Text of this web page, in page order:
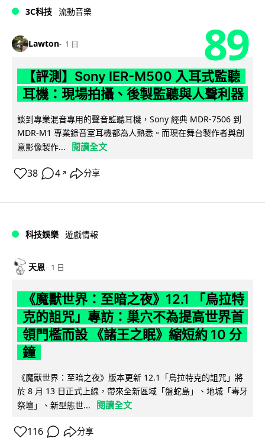
3C科技 流動音樂
Lawton 1 日 89
【評測】Sony IER-M500 入耳式監聽
耳機：現場拍攝、後製監聽與人聲利器
談到專業混音專用的聲音監聽耳機，Sony 經典 MDR-7506 到
MDR-M1 專業錄音室耳機都為人熟悉。而現在舞台製作者與創
意影像製作...
閱讀全文
38 4 ↗ 分享
科技娛樂 遊戲情報
天恩 1 日
《魔獸世界：至暗之夜》12.1 「烏拉特
克的詛咒」專訪：巢穴不為提高世界首
領門檻而設 《諸王之眠》縮短約 10 分
鐘
《魔獸世界：至暗之夜》版本更新 12.1「烏拉特克的詛咒」將
於 8 月 13 日正式上線，帶來全新區域「盤蛇島」、地城「毒牙
祭壇」、新型態世...
閱讀全文
116 分享